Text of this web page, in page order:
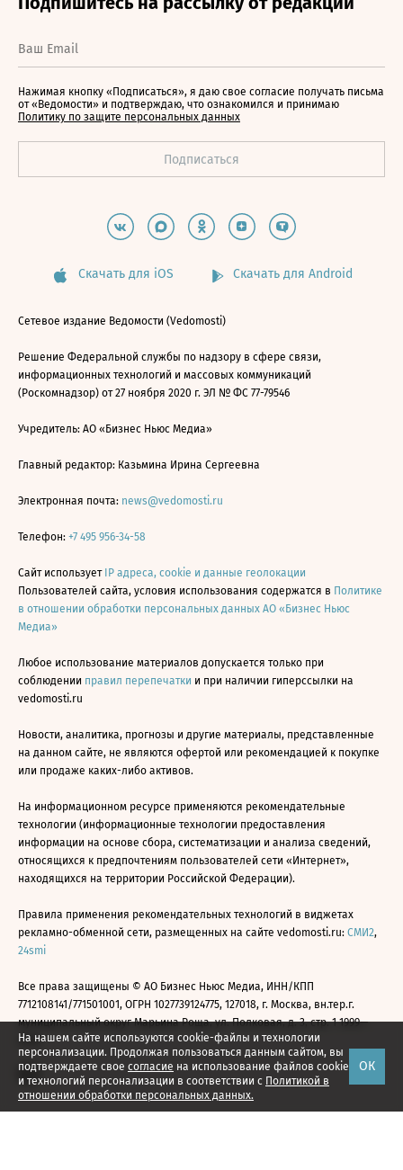
На нашем сайте используются cookie-файлы и технологии
персонализации. Продолжая пользоваться данным сайтом, вы
подтверждаете свое согласие на использование файлов cookie
и технологий персонализации в соответствии с Политикой в
отношении обработки персональных данных.
ОК
Нажимая кнопку «Подписаться», я даю свое согласие получать письма
от «Ведомости» и подтверждаю, что ознакомился и принимаю
Политику по защите персональных данных
Скачать для iOS Скачать для Android
Сетевое издание Ведомости (Vedomosti)
Решение Федеральной службы по надзору в сфере связи,
информационных технологий и массовых коммуникаций
(Роскомнадзор) от 27 ноября 2020 г. ЭЛ № ФС 77-79546
Учредитель: АО «Бизнес Ньюс Медиа»
Главный редактор: Казьмина Ирина Сергеевна
Электронная почта: news@vedomosti.ru
Телефон: +7 495 956-34-58
Сайт использует IP адреса, cookie и данные геолокации
Пользователей сайта, условия использования содержатся в Политике
в отношении обработки персональных данных АО «Бизнес Ньюс
Медиа»
Любое использование материалов допускается только при
соблюдении правил перепечатки и при наличии гиперссылки на
vedomosti.ru
Новости, аналитика, прогнозы и другие материалы, представленные
на данном сайте, не являются офертой или рекомендацией к покупке
или продаже каких-либо активов.
На информационном ресурсе применяются рекомендательные
технологии (информационные технологии предоставления
информации на основе сбора, систематизации и анализа сведений,
относящихся к предпочтениям пользователей сети «Интернет»,
находящихся на территории Российской Федерации).
Правила применения рекомендательных технологий в виджетах
рекламно-обменной сети, размещенных на сайте vedomosti.ru: СМИ2,
24smi
Все права защищены © АО Бизнес Ньюс Медиа, ИНН/КПП
7712108141/771501001, ОГРН 1027739124775, 127018, г. Москва, вн.тер.г.
муниципальный округ Марьина Роща, ул. Полковая, д. 3, стр. 1 1999—
2026